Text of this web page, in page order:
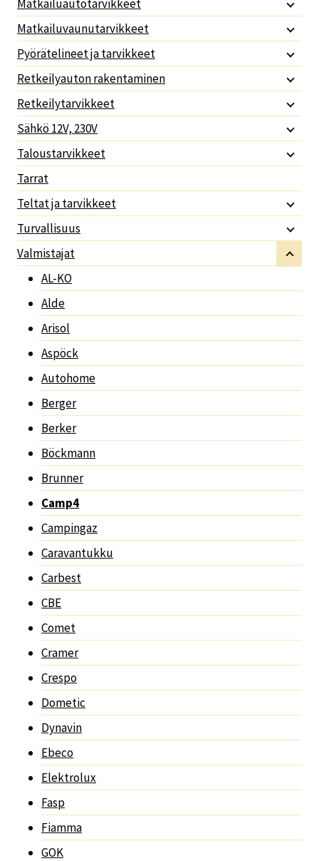
Matkailuautotarvikkeet
Matkailuvaunutarvikkeet
Pyörätelineet ja tarvikkeet
Retkeilyauton rakentaminen
Retkeilytarvikkeet
Sähkö 12V, 230V
Taloustarvikkeet
Tarrat
Teltat ja tarvikkeet
Turvallisuus
Valmistajat
AL-KO
Alde
Arisol
Aspöck
Autohome
Berger
Berker
Böckmann
Brunner
Camp4
Campingaz
Caravantukku
Carbest
CBE
Comet
Cramer
Crespo
Dometic
Dynavin
Ebeco
Elektrolux
Fasp
Fiamma
GOK